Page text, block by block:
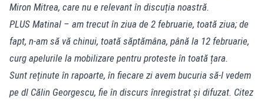
Miron Mitrea, care nu e relevant în discuția noastră.
PLUS Matinal – am trecut în ziua de 2 februarie, toată ziua; de
fapt, n-am să vă chinui, toată săptămâna, până la 12 februarie,
curg apelurile la mobilizare pentru proteste în toată țara.
Sunt reținute în rapoarte, în fiecare zi avem bucuria să-l vedem
pe dl Călin Georgescu, fie în discurs înregistrat și difuzat. Citez